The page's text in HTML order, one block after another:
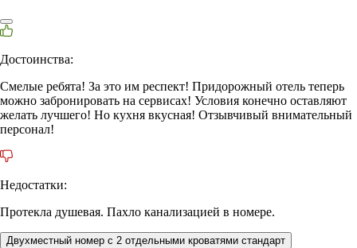
Достоинства:
Смелые ребята! За это им респект! Придорожный отель теперь
можно забронировать на сервисах! Условия конечно оставляют
желать лучшего! Но кухня вкусная! Отзывчивый внимательный
персонал!
Недостатки:
Протекла душевая. Пахло канализацией в номере.
Двухместный номер с 2 отдельными кроватями стандарт